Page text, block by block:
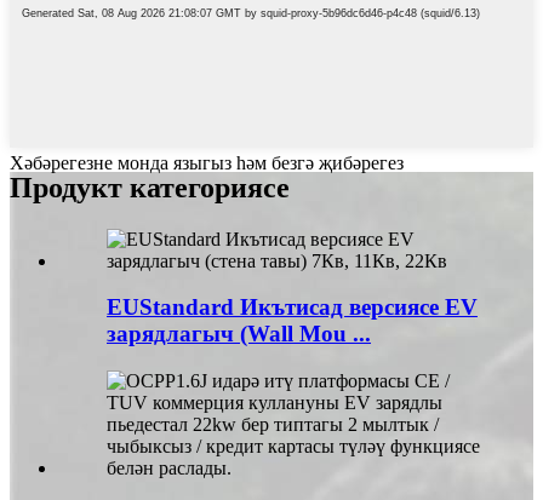
Хәбәрегезне монда языгыз һәм безгә җибәрегез
Продукт категориясе
EUStandard Икътисад версиясе EV
зарядлагыч (Wall Mou ...